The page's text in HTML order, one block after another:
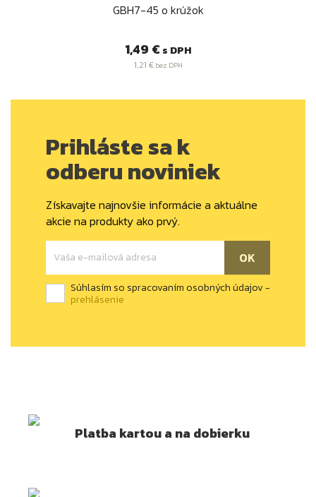
GBH7-45 o krúžok
Cena
1,49 € s DPH
1,21 €bez DPH
Prihláste sa k
odberu noviniek
Získavajte najnovšie informácie a aktuálne
akcie na produkty ako prvý.
Súhlasím so spracovaním osobných údajov -
prehlásenie
Platba kartou a na dobierku